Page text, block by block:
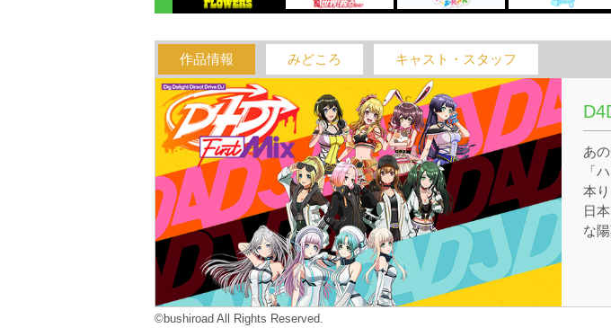
作品情報 みどころ キャスト・スタッフ
あ
「
本り
日
な
成
©bushiroad All Rights Reserved.